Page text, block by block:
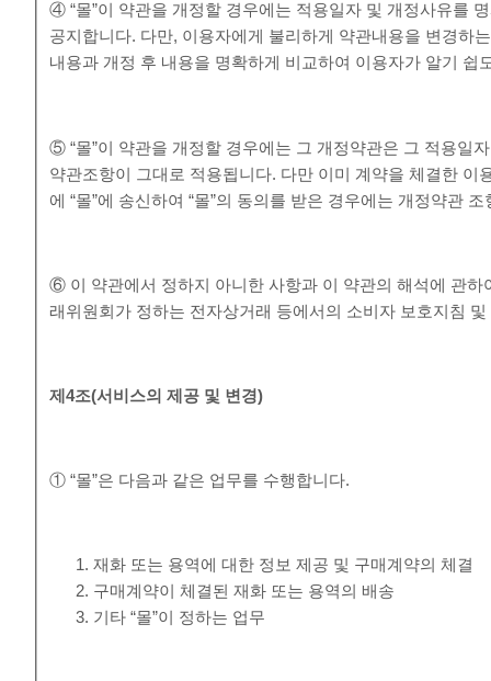
④ “몰”이 약관을 개정할 경우에는 적용일자 및 개정사유를
공지합니다. 다만, 이용자에게 불리하게 약관내용을 변경하
내용과 개정 후 내용을 명확하게 비교하여 이용자가 알기 쉽
⑤ “몰”이 약관을 개정할 경우에는 그 개정약관은 그 적용일
약관조항이 그대로 적용됩니다. 다만 이미 계약을 체결한
에 “몰”에 송신하여 “몰”의 동의를 받은 경우에는 개정약관
⑥ 이 약관에서 정하지 아니한 사항과 이 약관의 해석에 관
래위원회가 정하는 전자상거래 등에서의 소비자 보호지침
제4조(서비스의 제공 및 변경)
① “몰”은 다음과 같은 업무를 수행합니다.
재화 또는 용역에 대한 정보 제공 및 구매계약의 체결
구매계약이 체결된 재화 또는 용역의 배송
기타 “몰”이 정하는 업무